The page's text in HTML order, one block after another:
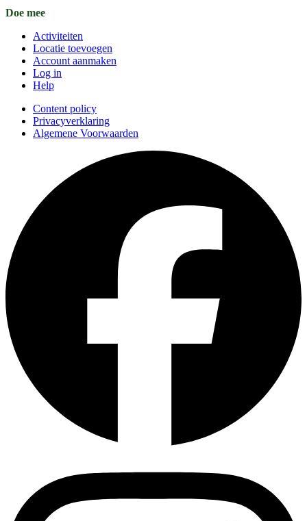
Doe mee
Activiteiten
Locatie toevoegen
Account aanmaken
Log in
Help
Content policy
Privacyverklaring
Algemene Voorwaarden